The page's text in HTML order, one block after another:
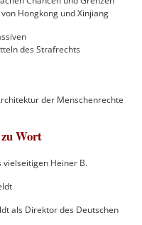
Hongkong und Xinjiang
des Strafrechts
der Menschenrechte
Wort
vielseitigen Heiner B.
als Direktor des Deutschen